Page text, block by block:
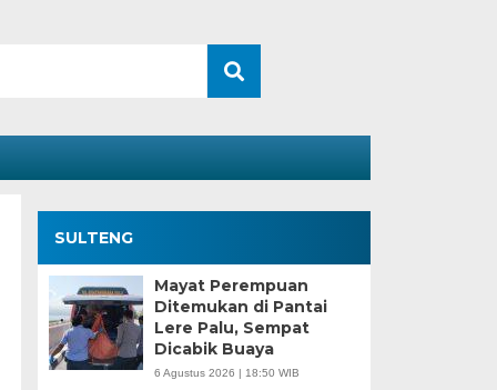
SULTENG
Mayat Perempuan
Ditemukan di Pantai
Lere Palu, Sempat
Dicabik Buaya
6 Agustus 2026 | 18:50 WIB